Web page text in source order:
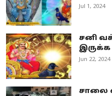
Jul 1, 2024
சனி
இருக்க
Jun 22, 2024
சாலை